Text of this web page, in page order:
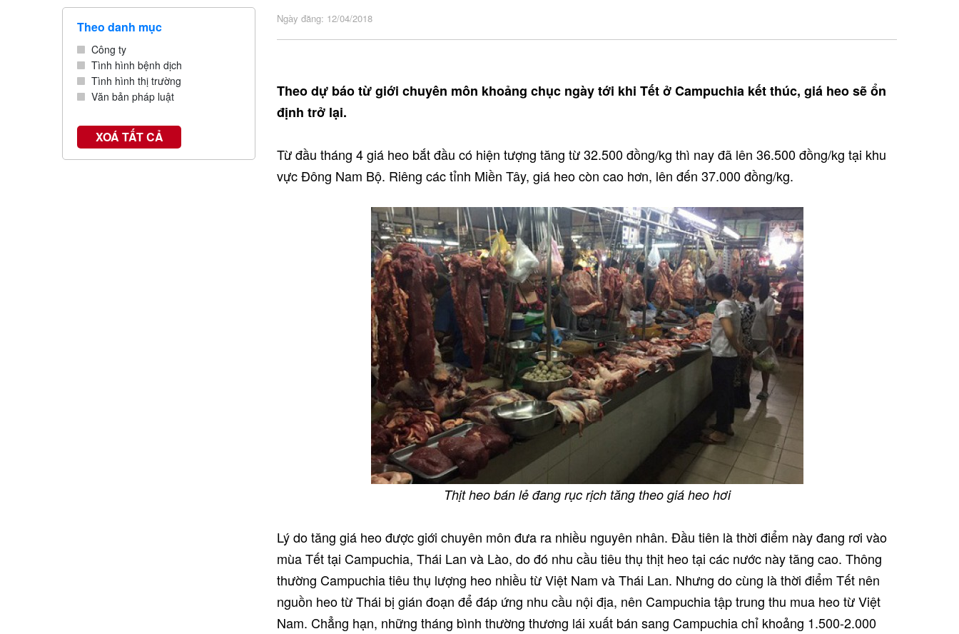
Theo danh mục
Công ty
Tình hình bệnh dịch
Tình hình thị trường
Văn bản pháp luật
XOÁ TẤT CẢ
Ngày đăng: 12/04/2018
Theo dự báo từ giới chuyên môn khoảng chục ngày tới khi Tết ở Campuchia kết thúc, giá heo sẽ ổn
định trở lại.
Từ đầu tháng 4 giá heo bắt đầu có hiện tượng tăng từ 32.500 đồng/kg thì nay đã lên 36.500 đồng/kg tại khu
vực Đông Nam Bộ. Riêng các tỉnh Miền Tây, giá heo còn cao hơn, lên đến 37.000 đồng/kg.
Thịt heo bán lẻ đang rục rịch tăng theo giá heo hơi
Lý do tăng giá heo được giới chuyên môn đưa ra nhiều nguyên nhân. Đầu tiên là thời điểm này đang rơi vào
mùa Tết tại Campuchia, Thái Lan và Lào, do đó nhu cầu tiêu thụ thịt heo tại các nước này tăng cao. Thông
thường Campuchia tiêu thụ lượng heo nhiều từ Việt Nam và Thái Lan. Nhưng do cùng là thời điểm Tết nên
nguồn heo từ Thái bị gián đoạn để đáp ứng nhu cầu nội địa, nên Campuchia tập trung thu mua heo từ Việt
Nam. Chẳng hạn, những tháng bình thường thương lái xuất bán sang Campuchia chỉ khoảng 1.500-2.000